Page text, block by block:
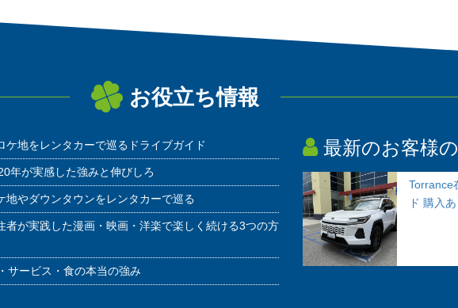
お役立ち情報
ケ地をレンタカーで巡るドライブガイド
年が実感した強みと伸びしろ
やダウンタウンをレンタカーで巡る
が実践した漫画・映画・洋楽で楽しく続ける3つの方
サービス・食の本当の強み
最新のお客様
Torrance
ド 購入